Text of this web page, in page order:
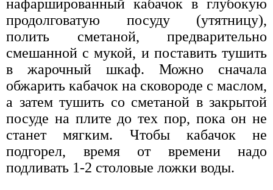
нафаршированный кабачок в глубокую
продолговатую посуду (утятницу),
полить сметаной, предварительно
смешанной с мукой, и поставить тушить
в жарочный шкаф. Можно сначала
обжарить кабачок на сковороде с маслом,
а затем тушить со сметаной в закрытой
посуде на плите до тех пор, пока он не
станет мягким. Чтобы кабачок не
подгорел, время от времени надо
подливать 1-2 столовые ложки воды.